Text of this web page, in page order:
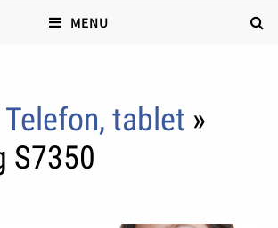
MENU
Telefon, tablet »
S7350